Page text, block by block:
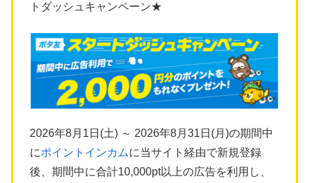
トダッシュキャンペーン★
2026年8月1日(土) ～ 2026年8月31日(月)の期間中
にポイントインカムに当サイト経由で新規登録
後、期間中に合計10,000pt以上の広告を利用し、